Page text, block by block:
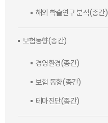
해외 학술연구 분석(종간)
보험동향(종간)
경영환경(종간)
보험 동향(종간)
테마진단(종간)